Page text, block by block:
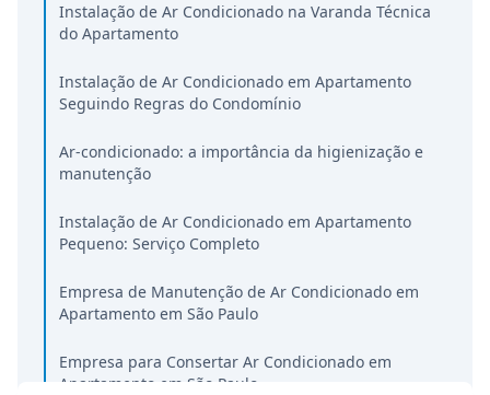
Instalação de Ar Condicionado na Varanda Técnica
do Apartamento
Instalação de Ar Condicionado em Apartamento
Seguindo Regras do Condomínio
Ar-condicionado: a importância da higienização e
manutenção
Instalação de Ar Condicionado em Apartamento
Pequeno: Serviço Completo
Empresa de Manutenção de Ar Condicionado em
Apartamento em São Paulo
Empresa para Consertar Ar Condicionado em
Apartamento em São Paulo